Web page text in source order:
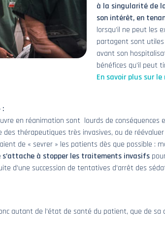
à la singularité de
son intérêt, en
lorsqu’il ne peut les
partagent sont
avant son
bénéfices qu’il peut
En savoir plus sur le
:
en réanimation sont lourds de
thérapeutiques très invasives, ou de
de « sevrer » les patients dès que possible :
à stopper les traitements invasifs
d’une succession de tentatives d’arrêt des
autant de l’état de santé du patient, que de